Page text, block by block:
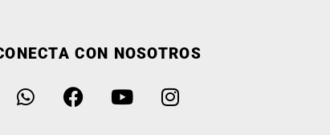
CON NOSOTROS